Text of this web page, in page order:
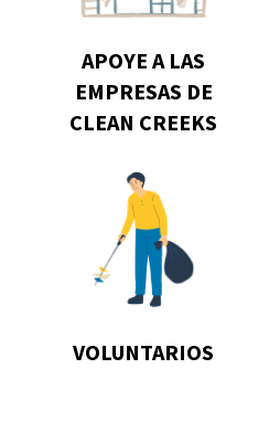
Las
De
Clean
Creeks
APOYE A LAS
EMPRESAS DE
CLEAN CREEKS
Go
to
Voluntarios
VOLUNTARIOS